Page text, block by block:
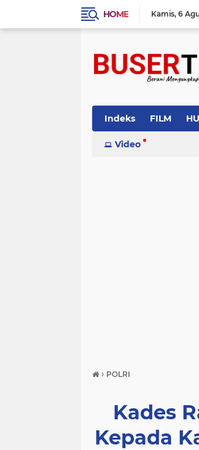
HOME Kamis 6
Indeks FILM
PEMERINTAH
Video
› POLRI
Kades
Kepada